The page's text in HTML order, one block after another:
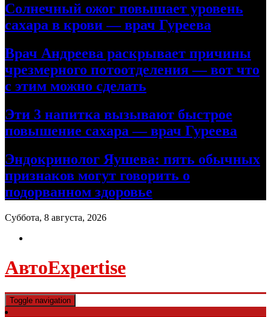
Солнечный ожог повышает уровень
сахара в крови — врач Гуреева
Врач Андреева раскрывает причины
чрезмерного потоотделения — вот что
с этим можно сделать
Эти 3 напитка вызывают быстрое
повышение сахара — врач Гуреева
Эндокринолог Яушева: пять обычных
признаков могут говорить о
подорванном здоровье
Суббота, 8 августа, 2026
АвтоExpertise
Toggle navigation